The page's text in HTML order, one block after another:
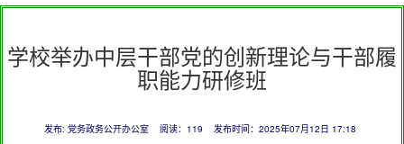
学校举办中层干部党的创新理论与干部履
职能力研修班
发布: 党务政务公开办公室 阅读： 119 发布时间：2025年07月12日 17:18